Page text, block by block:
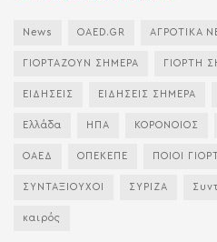
News OAED.GR ΑΓΡΟΤΙΚΑ
ΓΙΟΡΤΑΖΟΥΝ ΣΗΜΕΡΑ ΓΙΟΡΤΗ
ΕΙΔΗΣΕΙΣ ΕΙΔΗΣΕΙΣ ΣΗΜΕΡΑ
Ελλάδα ΗΠΑ ΚΟΡΟΝΟΙΟΣ
ΟΑΕΔ ΟΠΕΚΕΠΕ ΠΟΙΟΙ
ΣΥΝΤΑΞΙΟΥΧΟΙ ΣΥΡΙΖΑ
καιρός